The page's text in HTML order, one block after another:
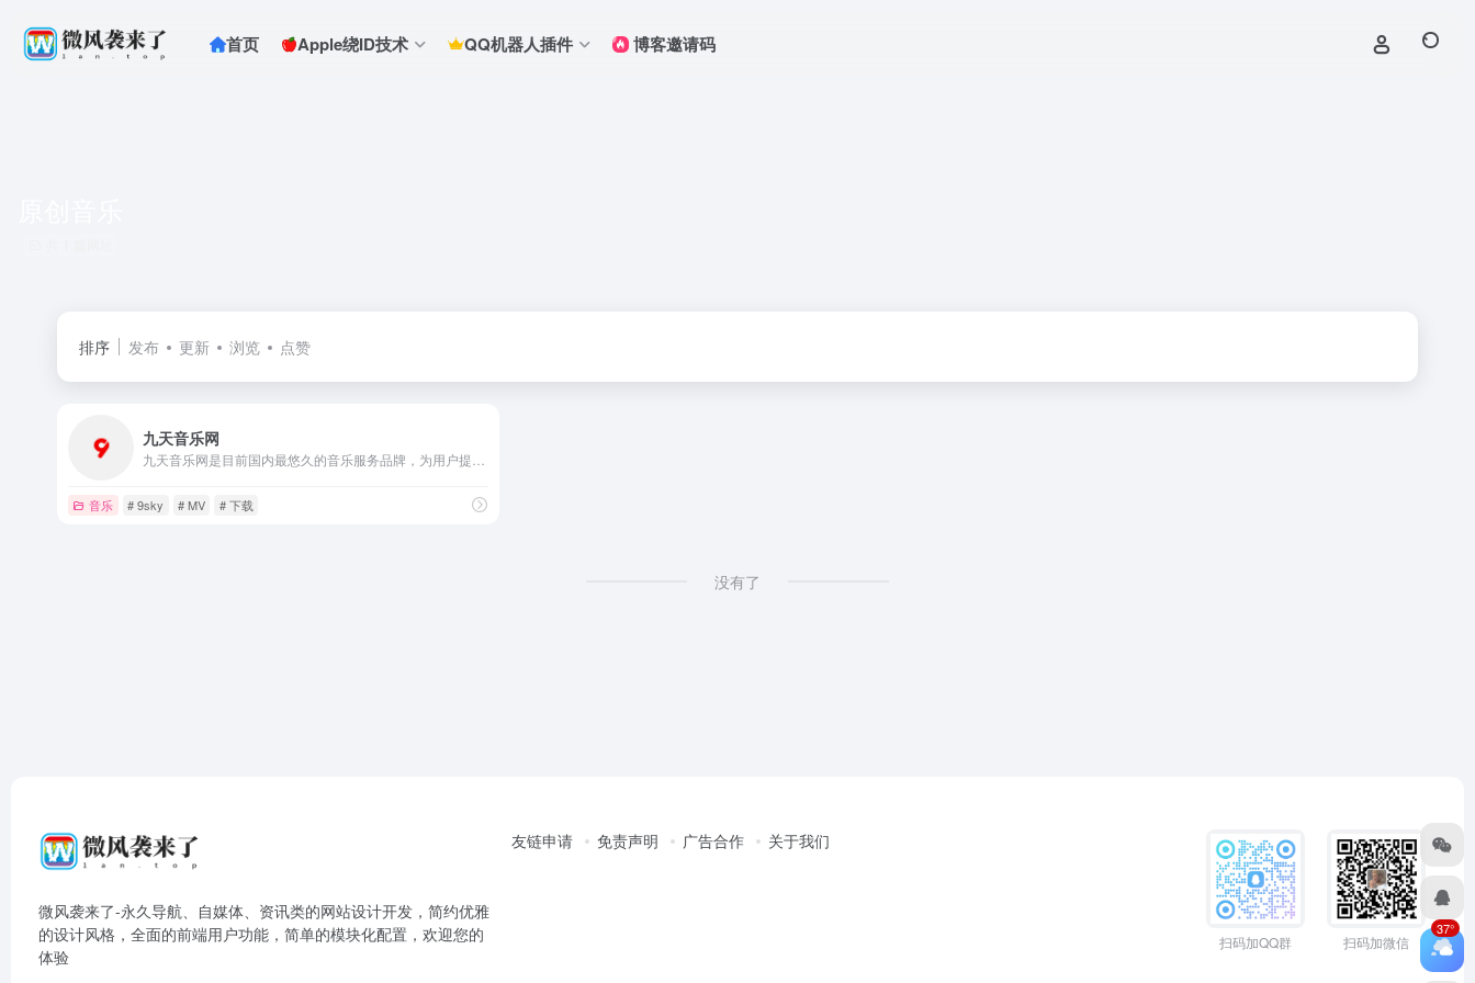
首页 Apple绕ID技术 QQ机器人插件 博客邀请码
排序 发布 更新 浏览 点赞
九天音乐网
音乐 # 9sky # MV # 下载
没有了
微风袭来了-永久导航、自媒体、资讯类的网站设计开发，简约优雅
的设计风格，全面的前端用户功能，简单的模块化配置，欢迎您的
体验
友链申请 免责声明 广告合作 关于我们
扫码加QQ群 扫码加微信
37°